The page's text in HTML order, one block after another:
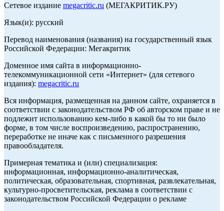
Сетевое издание megacritic.ru (МЕГАКРИТИК.РУ)
Язык(и): русский
Перевод наименования (названия) на государственный язык
Российской Федерации: Мегакритик
Доменное имя сайта в информационно-
телекоммуникационной сети «Интернет» (для сетевого
издания): megacritic.ru
Вся информация, размещенная на данном сайте, охраняется в
соответствии с законодательством РФ об авторском праве и не
подлежит использованию кем-либо в какой бы то ни было
форме, в том числе воспроизведению, распространению,
переработке не иначе как с письменного разрешения
правообладателя.
Примерная тематика и (или) специализация:
информационная, информационно-аналитическая,
политическая, образовательная, спортивная, развлекательная,
культурно-просветительская, реклама в соответствии с
законодательством Российской Федерации о рекламе